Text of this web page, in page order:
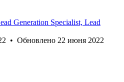
Generation Specialist, Lead
• Обновлено 22 июня 2022